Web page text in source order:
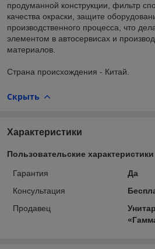
продуманной конструкции, фильтр
качества окраски, защите
производственного процесса, что
элементом в автосервисах и
материалов.
Страна происхождения - Китай.
Скрыть
Характеристики
Пользовательские характеристики
Гарантия
Да
Консультация
Продавец